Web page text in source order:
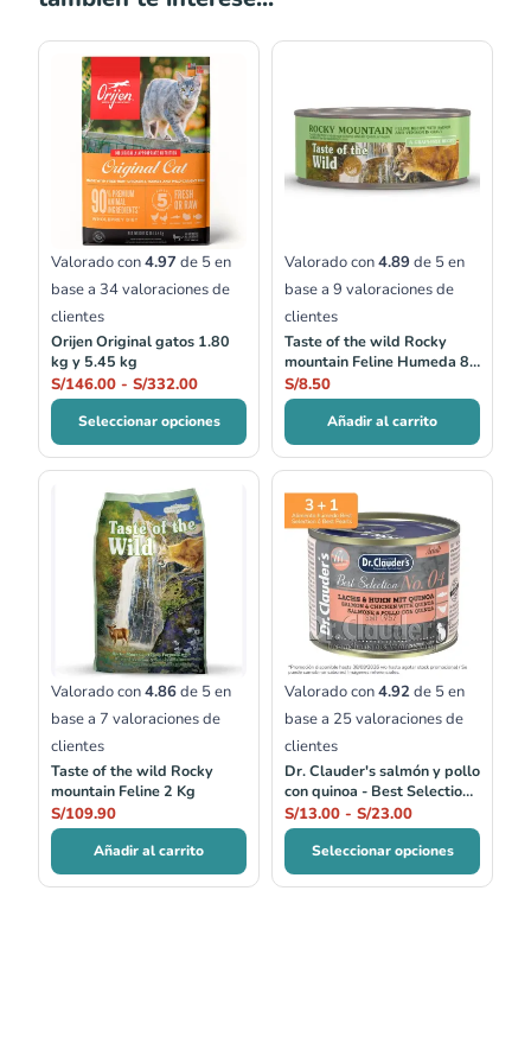
Valorado con4.97 de 5 en
base a 34valoraciones de
clientes
Orijen Original gatos 1.80
kg y 5.45 kg
S/146.00 - S/332.00
Rango
de
precios:
desde
hasta
S/332.00
Seleccionar opciones
Valorado con4.89 de 5 en
base a 9 valoraciones de
clientes
Taste of the wild Rocky
mountain Feline Humeda 85
gr
S/8.50
Añadir al carrito
Valorado con4.86de 5 en
base a 7 valoraciones de
clientes
Taste of the wild Rocky
mountain Feline 2 Kg
S/109.90
Añadir al carrito
Valorado con4.92de 5 en
base a 25valoraciones de
clientes
Dr. Clauder's salmón y pollo
con quinoa - Best Selection
no.04
S/13.00 - S/23.00
de
precios:
desde
S/13.00
hasta
S/23.00
Seleccionar opciones